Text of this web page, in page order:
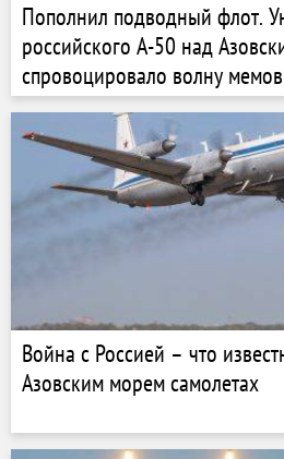
Пополнил подводный флот.
российского А-50 над
спровоцировало волну мемов
Война с Россией – что
Азовским морем самолетах